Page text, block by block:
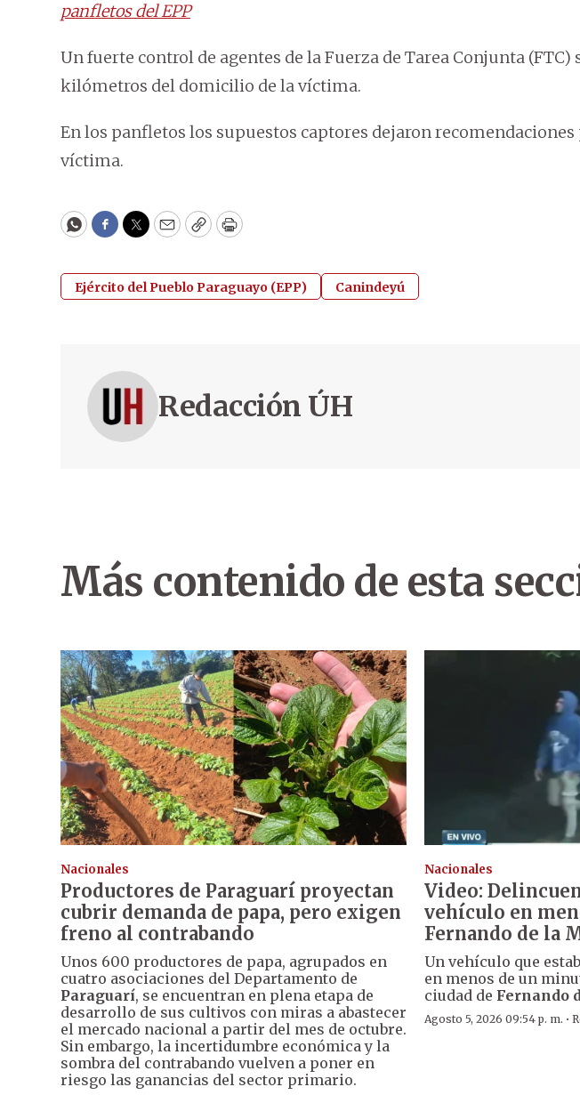
panfletos del EPP
Un fuerte control de agentes de la Fuerza de Tarea Conjunta (FTC)
kilómetros del domicilio de la víctima.
En los panfletos los supuestos captores dejaron recomendaciones
víctima.
WhatsApp
Facebook
Twitter
EmailCopyPrint
Ejército del Pueblo Paraguayo (EPP) Canindeyú
Redacción ÚH
Más contenido de esta
Nacionales
Productores de Paraguarí proyectan
cubrir demanda de papa, pero exigen
freno al contrabando
Unos 600 productores de papa, agrupados en
cuatro asociaciones del Departamento de
Paraguarí, se encuentran en plena etapa de
desarrollo de sus cultivos con miras a abastecer
el mercado nacional a partir del mes de octubre.
Sin embargo, la incertidumbre económica y la
sombra del contrabando vuelven a poner en
riesgo las ganancias del sector primario.
Nacionales
Video:
vehículo en
Fernando de la
Un vehículo que
en menos de un
ciudad de Fernando
Agosto 5, 2026 09:54 p. m. ·